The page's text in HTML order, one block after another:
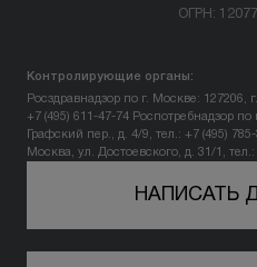
Контакты
+7 (800) 301 17 54
ОГРН:
Контролирующие органы:
Росздравнадзор по г. Москве: 127206,
+7 (495) 611-47-74 Роспотребнадзор по
Графский пер., д. 4/9, тел.: +7 (495) 785-
Москва, ул. Достоевского, д. 31/1, тел.:
НАПИСАТЬ